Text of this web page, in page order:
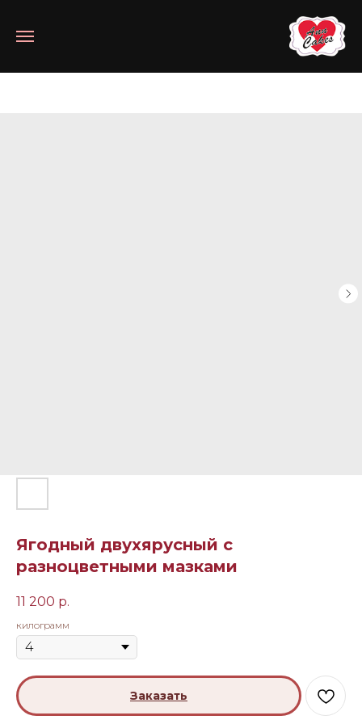
Ягодный двухярусный с
разноцветными мазками
11 200 р.
килограмм
Заказать